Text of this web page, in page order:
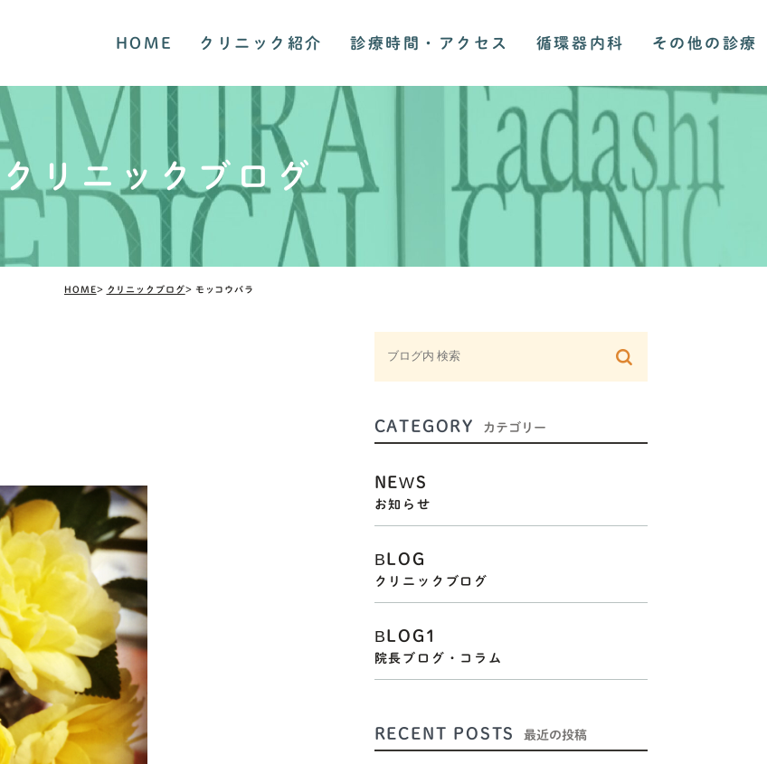
HOME クリニック紹介 診療時間・アクセス 循環器内科 その他の診療
クリニックブログ
HOME クリニックブログ モッコウバラ
CATEGORY カテゴリー
NEWS
お知らせ
BLOG
クリニックブログ
BLOG1
院長ブログ・コラム
RECENT POSTS 最近の投稿